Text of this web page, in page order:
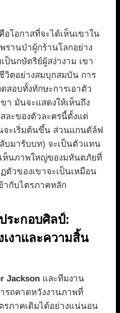
โอกาสที่จะได้เห็นเขาใน
รานป่าผู้กร้านโลกอย่าง
ป็นกษัตริย์ผู้สง่างาม เขา
ตอย่างสมบุกสมบัน การ
สอบทั้งทักษะการเอาตัว
า มันจะแสดงให้เห็นถึง
ละของตัวละครนี้ตั้งแต่
ะเริ่มต้นขึ้น ส่วนแกนดัล์ฟ
บมารับบท) จะเป็นตัวแทน
ห็นภาพใหญ่ของมหันตภัยที่
ตัวของเขาจะเป็นเหมือน
ากับไตรภาคหลัก
ระกอบศิลป์:
งาและความสิ้น
Jackson และทีมงาน
รถคาดหวังงานภาพที่
รภาคเดิมได้อย่างแน่นอน